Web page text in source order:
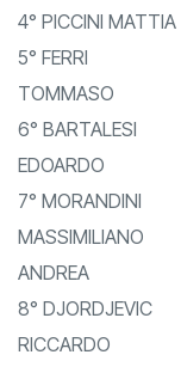
4° PICCINI MATTIA
5° FERRI
TOMMASO
6° BARTALESI
EDOARDO
7° MORANDINI
MASSIMILIANO
ANDREA
8° DJORDJEVIC
RICCARDO